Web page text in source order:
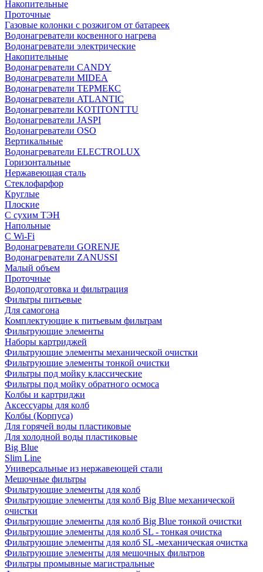
Накопительные
Проточные
Газовые колонки с розжигом от батареек
Водонагреватели косвенного нагрева
Водонагреватели электрические
Накопительные
Водонагреватели CANDY
Водонагреватели MIDEA
Водонагреватели ТЕРМЕКС
Водонагреватели ATLANTIC
Водонагреватели KOTITONTTU
Водонагреватели JASPI
Водонагреватели OSO
Вертикальные
Водонагреватели ELECTROLUX
Горизонтальные
Нержавеющая сталь
Стеклофарфор
Круглые
Плоские
С сухим ТЭН
Напольные
С Wi-Fi
Водонагреватели GORENJE
Водонагреватели ZANUSSI
Малый объем
Проточные
Водоподготовка и фильтрация
Фильтры питьевые
Для самогона
Комплектующие к питьевым фильтрам
Фильтрующие элементы
Наборы картриджей
Фильтрующие элементы механической очистки
Фильтрующие элементы тонкой очистки
Фильтры под мойку классические
Фильтры под мойку обратного осмоса
Колбы и картриджи
Аксессуары для колб
Колбы (Корпуса)
Для горячей воды пластиковые
Для холодной воды пластиковые
Big Blue
Slim Line
Универсальные из нержавеющей стали
Мешочные фильтры
Фильтрующие элементы для колб
Фильтрующие элементы для колб Big Blue механической
очистки
Фильтрующие элементы для колб Big Blue тонкой очистки
Фильтрующие элементы для колб SL - тонкая очистка
Фильтрующие элементы для колб SL -механическая очистка
Фильтрующие элементы для мешочных фильтров
Фильтры промывные магистральные